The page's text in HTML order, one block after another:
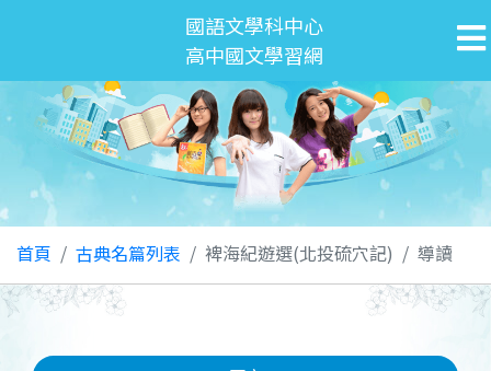
國語文學科中心
高中國文學習網
首頁 古典名篇列表 裨海紀遊選(北投硫穴記) 導讀